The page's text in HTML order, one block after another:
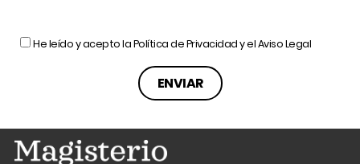
He leído y acepto laPolítica de Privacidady elAviso Legal